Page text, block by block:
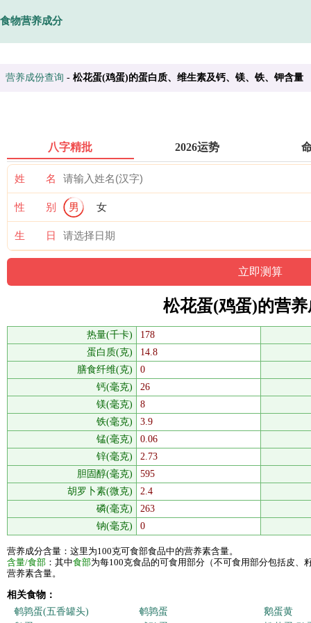
食物营养成分
营养成份查询 - 松花蛋(鸡蛋)的蛋白质、维生素及钙、镁、铁、钾含量
八字精批 2026运势
姓 名
性 别 男 女
生 日
松花蛋(鸡蛋)的营
热量(千卡)
178
蛋白质(克)
14.8
膳食纤维(克)
0
钙(毫克)
26
镁(毫克)
8
铁(毫克)
3.9
锰(毫克)
0.06
锌(毫克)
2.73
胆固醇(毫克)
595
胡罗卜素(微克)
2.4
磷(毫克)
263
钠(毫克)
0
营养成分含量：这里为100克可食部食品中的营养素含量。
含量/食部 ：其中食部为每100克食品的可食用部分（不可食用部分包括皮、
营养素含量。
相关食物：
鹌鹑蛋(五香罐头)
鹌鹑蛋
鹅蛋黄